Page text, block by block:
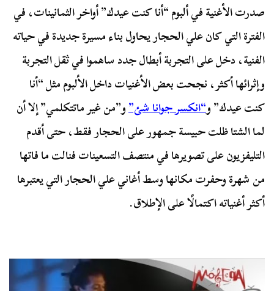
صدرت الأغنية في ألبوم “أنا كنت عيدك” أواخر الثمانينات، في
الفترة التي كان علي الحجار يحاول بناء مسيرة جديدة في حياته
الفنية، دخل على التجربة أبطال جدد ساهموا في ثقل التجربة
وإثرائها أكثر، نجحت بعض الأغنيات داخل الألبوم مثل “أنا
كنت عيدك” و“انكسر جوانا شئ”و”من غير ماتتكلمي” إلا أن
لما الشتا ظلت حبيسة جمهور على الحجار فقط، حتى أقدم
التليفزيون على تصويرها في منتصف التسعينات فنالت ما فاتها
من شهرة وحفرت مكانها وسط أغاني علي الحجار التي يعتبرها
أكثر أغنياته اكتمالًا على الإطلاق.